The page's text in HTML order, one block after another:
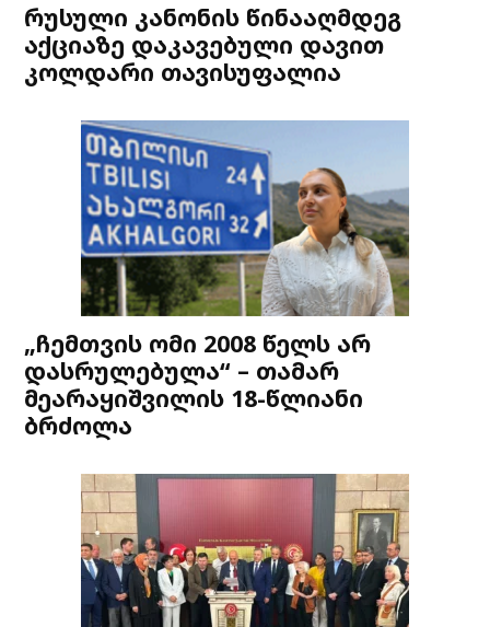
რუსული კანონის წინააღმდეგ
აქციაზე დაკავებული დავით
კოლდარი თავისუფალია
„ჩემთვის ომი 2008 წელს არ
დასრულებულა“ – თამარ
მეარაყიშვილის 18-წლიანი
ბრძოლა